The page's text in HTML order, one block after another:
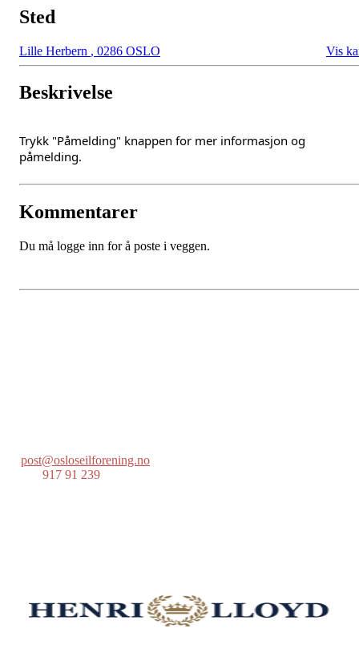
Sted
Lille Herbern , 0286 OSLO Vis
Beskrivelse
Trykk "Påmelding" knappen for mer informasjon og
påmelding.
Kommentarer
Du må logge inn for å poste i veggen.
post@osloseilforening.no
917 91 239